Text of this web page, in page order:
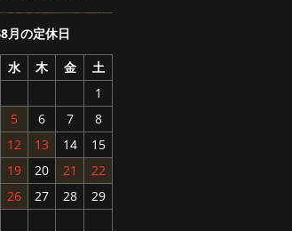
月の定休日
水 木 金
土
1
5 6 7
8
12 13 14
15
19 20 21
22
26 27 28
29